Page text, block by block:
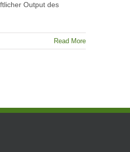
Output des
Read More